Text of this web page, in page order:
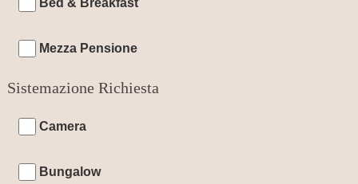
Bed & Breakfast
Mezza Pensione
Sistemazione Richiesta
Camera
Bungalow